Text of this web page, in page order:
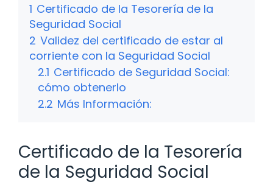
1 Certificado de la Tesorería de la
Seguridad Social
2 Validez del certificado de estar al
corriente con la Seguridad Social
2.1 Certificado de Seguridad Social:
cómo obtenerlo
2.2 Más Información:
Certificado de la Tesorería
de la Seguridad Social